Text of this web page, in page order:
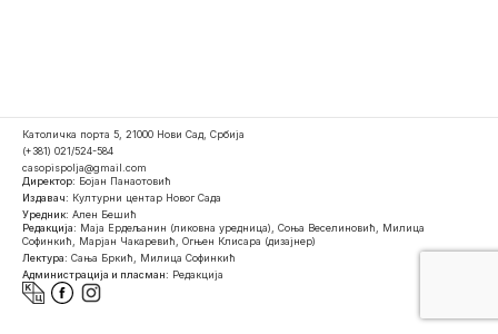
Католичка порта 5, 21000 Нови Сад, Србија
(+381) 021/524-584
casopispolja@gmail.com
Директор: Бојан Панаотовић
Издавач: Културни центар Новог Сада
Уредник: Ален Бешић
Редакција: Маја Ердељанин (ликовна уредница), Соња Веселиновић, Милица
Софинкић, Марјан Чакаревић, Огњен Клисара (дизајнер)
Лектура: Сања Бркић, Милица Софинкић
Администрација и пласман: Редакција